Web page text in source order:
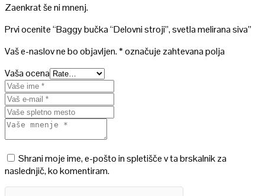
Zaenkrat še ni mnenj.
Prvi ocenite “Baggy bučka “Delovni stroji”, svetla melirana siva”
Vaš e-naslov ne bo objavljen.*označuje zahtevana polja
Vaša ocena
Shrani moje ime, e-pošto in spletišče v ta brskalnik za
naslednjič, ko komentiram.